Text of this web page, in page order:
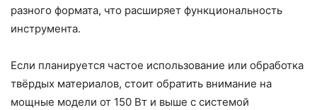
разного формата, что расширяет функциональность
инструмента.
Если планируется частое использование или обработка
твёрдых материалов, стоит обратить внимание на
мощные модели от 150 Вт и выше с системой